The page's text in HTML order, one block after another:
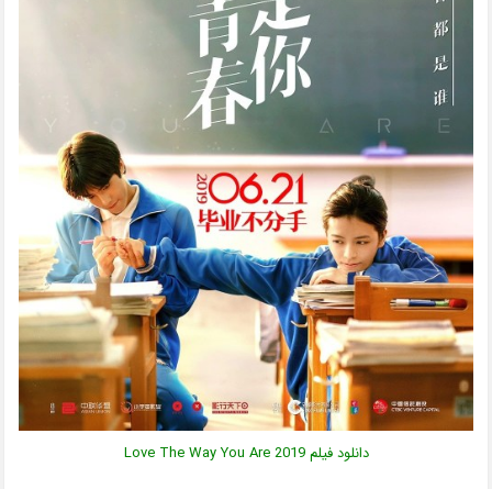
دانلود فیلم Love The Way You Are 2019